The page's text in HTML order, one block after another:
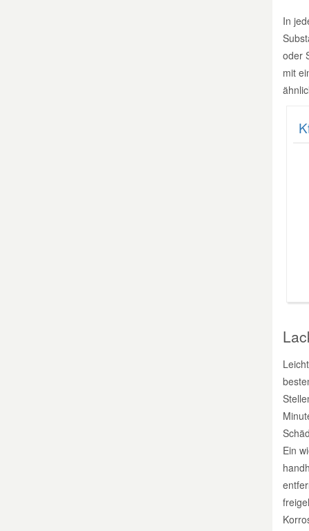
In
oder
mit
Ein